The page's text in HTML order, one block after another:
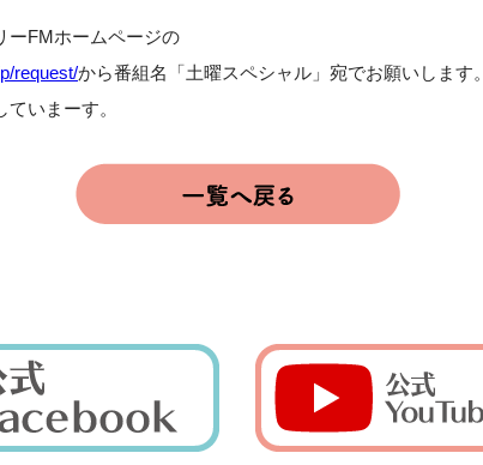
ーFMホームページの
request/から番組名「土曜スペシャル」宛でお願いします。
いまーす。